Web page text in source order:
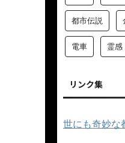
都市伝説
電車 霊感
リンク集
世にも奇妙な